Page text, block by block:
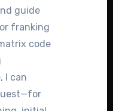
guide
franking
code
I can